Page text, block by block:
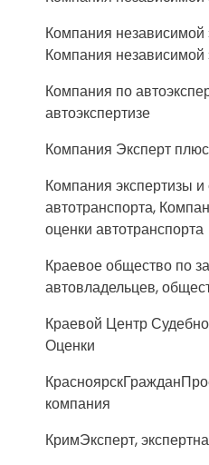
Компания независимой
Компания независимой
Компания по
автоэкспертизе
Компания Эксперт плюс
Компания экспертизы и
автотранспорта,
оценки автотранспорта
Краевое общество по
автовладельцев,
Краевой Центр
Оценки
компания
КримЭксперт,